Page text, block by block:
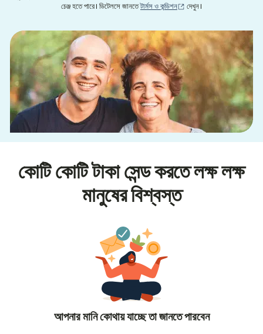
চেঞ্জ হতে পারে। ডিটেলসে জানতেটার্মস ও কন্ডিশন (নতুন উইন্ডোতে খুলবে)
দেখুন।
কোটি কোটি টাকা সেন্ড করতে লক্ষ লক্ষ
মানুষের বিশ্বস্ত
আপনার মানি কোথায় যাচ্ছে তা জানতে পারবেন